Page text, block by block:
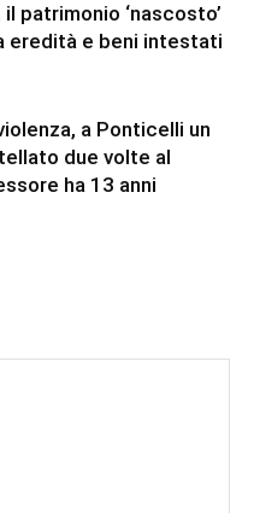
patrimonio ‘nascosto’
eredità e beni intestati
a Ponticelli un
due volte al
ha 13 anni